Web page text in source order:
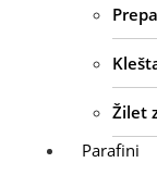
Žilet
Parafini